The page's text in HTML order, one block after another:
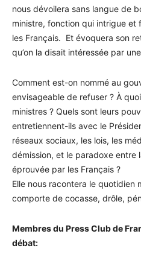
nous dévoilera sans langue de
ministre, fonction qui intrigue et
les Français. Et évoquera son
qu’on la disait intéressée par
Comment est-on nommé au
envisageable de refuser ? À
ministres ? Quels sont leurs
entre­tiennent-ils avec le
réseaux sociaux, les lois, les
démission, et le paradoxe
éprouvée par les Français ?
Elle nous racontera le quotidien
comporte de cocasse, drôle,
Membres du Press Club de
débat: